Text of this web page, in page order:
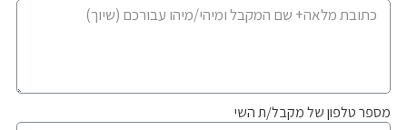
מספר טלפון של מקבל/ת השי